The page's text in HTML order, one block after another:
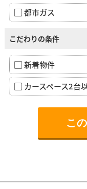
都市ガス
こだわりの条件
新着物件
カースペース2台